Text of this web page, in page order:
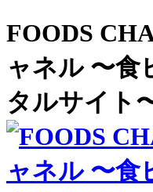
FOODS
ャネル 〜食
タルサイト